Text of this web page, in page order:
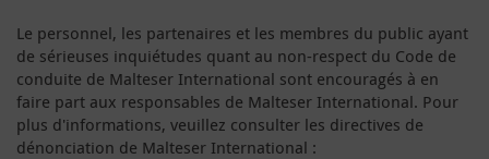
Le personnel, les partenaires et les membres du public ayant
de sérieuses inquiétudes quant au non-respect du Code de
conduite de Malteser International sont encouragés à en
faire part aux responsables de Malteser International. Pour
plus d'informations, veuillez consulter les directives de
dénonciation de Malteser International :